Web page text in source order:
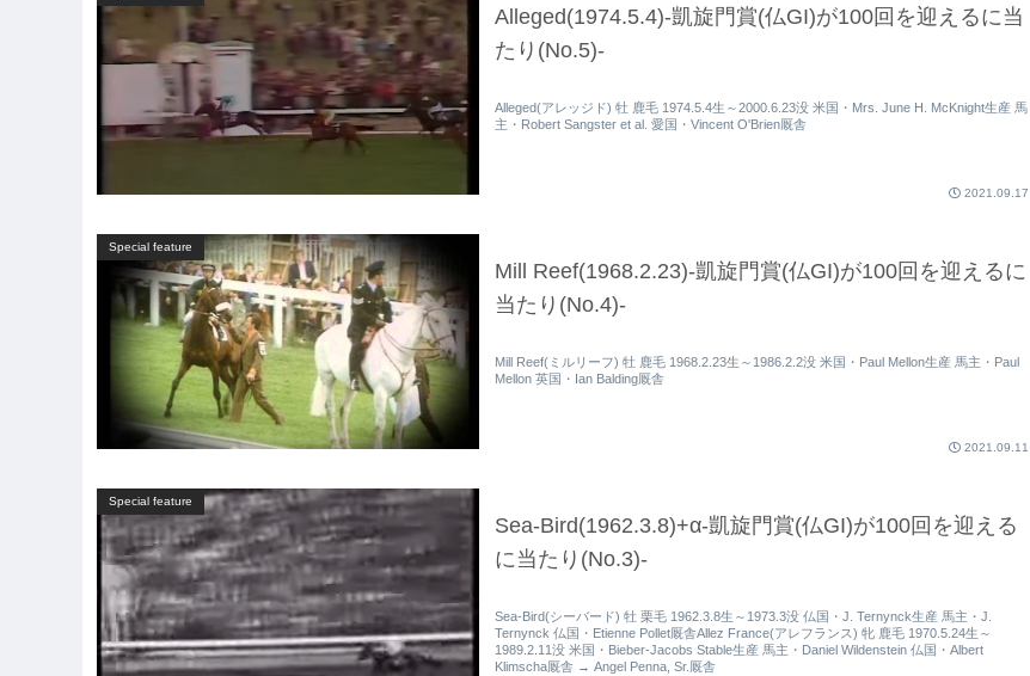
Alleged(1974.5.4)-凱旋門賞(仏GI)が100回を迎えるに当
たり(No.5)-
Alleged(アレッジド) 牡 鹿毛 1974.5.4生～2000.6.23没 米国・Mrs. June H. McKnight生産 馬
主・Robert Sangster et al. 愛国・Vincent O'Brien厩舎
2021.09.17
Special feature
Mill Reef(1968.2.23)-凱旋門賞(仏GI)が100回を迎えるに
当たり(No.4)-
Mill Reef(ミルリーフ) 牡 鹿毛 1968.2.23生～1986.2.2没 米国・Paul Mellon生産 馬主・Paul
Mellon 英国・Ian Balding厩舎
2021.09.11
Special feature
Sea-Bird(1962.3.8)+α-凱旋門賞(仏GI)が100回を迎える
に当たり(No.3)-
Sea-Bird(シーバード) 牡 栗毛 1962.3.8生～1973.3没 仏国・J. Ternynck生産 馬主・J.
Ternynck 仏国・Etienne Pollet厩舎Allez France(アレフランス) 牝 鹿毛 1970.5.24生～
1989.2.11没 米国・Bieber-Jacobs Stable生産 馬主・Daniel Wildenstein 仏国・Albert
Klimscha厩舎 → Angel Penna, Sr.厩舎